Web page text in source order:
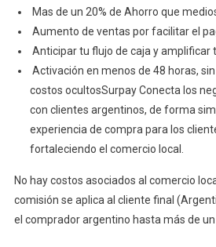
Mas de un 20% de Ahorro que
Aumento de ventas por facilitar el
Anticipar tu flujo de caja y amplificar
Activación en menos de 48 horas,
costos ocultosSurpay Conecta los
con clientes argentinos, de forma
experiencia de compra para los
fortaleciendo el comercio local.
No hay costos asociados al comercio
comisión se aplica al cliente final
el comprador argentino hasta más de un